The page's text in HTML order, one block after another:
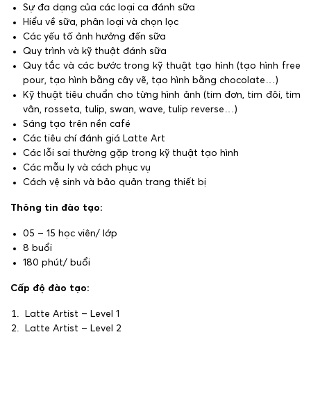
Sự đa dạng của các loại ca đánh sữa
Hiểu về sữa, phân loại và chọn lọc
Các yếu tố ảnh hưởng đến sữa
Quy trình và kỹ thuật đánh sữa
Quy tắc và các bước trong kỹ thuật tạo hình (tạo hình free
pour, tạo hình bằng cây vẽ, tạo hình bằng chocolate…)
Kỹ thuật tiêu chuẩn cho từng hình ảnh (tim đơn, tim đôi, tim
vân, rosseta, tulip, swan, wave, tulip reverse…)
Sáng tạo trên nền café
Các tiêu chí đánh giá Latte Art
Các lỗi sai thường gặp trong kỹ thuật tạo hình
Các mẫu ly và cách phục vụ
Cách vệ sinh và bảo quản trang thiết bị
Thông tin đào tạo:
05 – 15 học viên/ lớp
8 buổi
180 phút/ buổi
Cấp độ đào tạo:
Latte Artist – Level 1
Latte Artist – Level 2